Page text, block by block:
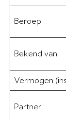
Beroep
Bekend van
Vermogen
Partner